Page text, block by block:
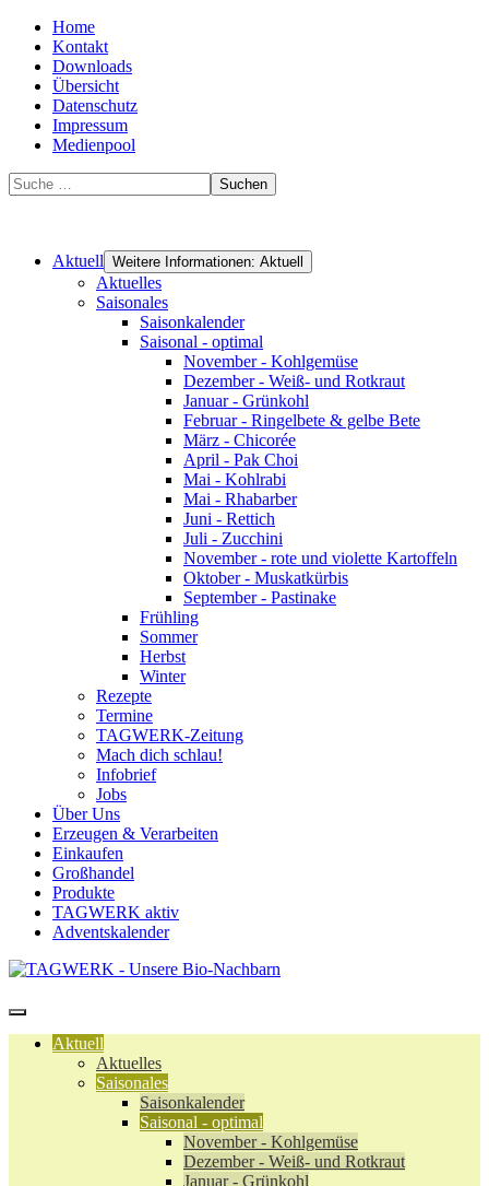
Home
Kontakt
Downloads
Übersicht
Datenschutz
Impressum
Medienpool
Suchen
Aktuell Weitere Informationen: Aktuell
Aktuelles
Saisonales
Saisonkalender
Saisonal - optimal
November - Kohlgemüse
Dezember - Weiß- und Rotkraut
Januar - Grünkohl
Februar - Ringelbete & gelbe Bete
März - Chicorée
April - Pak Choi
Mai - Kohlrabi
Mai - Rhabarber
Juni - Rettich
Juli - Zucchini
November - rote und violette Kartoffeln
Oktober - Muskatkürbis
September - Pastinake
Frühling
Sommer
Herbst
Winter
Rezepte
Termine
TAGWERK-Zeitung
Mach dich schlau!
Infobrief
Jobs
Über Uns
Erzeugen & Verarbeiten
Einkaufen
Großhandel
Produkte
TAGWERK aktiv
Adventskalender
Aktuell
Aktuelles
Saisonales
Saisonkalender
Saisonal - optimal
November - Kohlgemüse
Dezember - Weiß- und Rotkraut
Januar - Grünkohl